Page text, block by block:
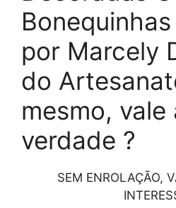
por Marcely
do
mesmo, vale
verdade ?
SEM ENROLAÇÃO,